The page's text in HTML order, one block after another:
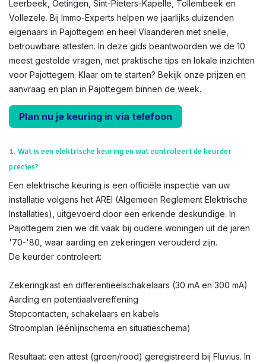
Leerbeek, Oetingen, Sint-Pieters-Kapelle, Tollembeek en
Vollezele. Bij Immo-Experts helpen we jaarlijks duizenden
eigenaars in Pajottegem en heel Vlaanderen met snelle,
betrouwbare attesten. In deze gids beantwoorden we de 10
meest gestelde vragen, met praktische tips en lokale inzichten
voor Pajottegem. Klaar om te starten? Bekijk onze prijzen en
aanvraag en plan in Pajottegem binnen de week.
Plan nu je keuring in via telefoon
1. Wat is een elektrische keuring en wat controleert de keurder
precies?
Een elektrische keuring is een officiële inspectie van uw
installatie volgens het AREI (Algemeen Reglement Elektrische
Installaties), uitgevoerd door een erkende deskundige. In
Pajottegem zien we dit vaak bij oudere woningen uit de jaren
'70-'80, waar aarding en zekeringen verouderd zijn.
De keurder controleert:
Zekeringkast en differentieëlschakelaars (30 mA en 300 mA)
Aarding en potentiaalvereffening
Stopcontacten, schakelaars en kabels
Stroomplan (éénlijnschema en situatieschema)
Resultaat: een attest (groen/rood) geregistreerd bij Fluvius. In